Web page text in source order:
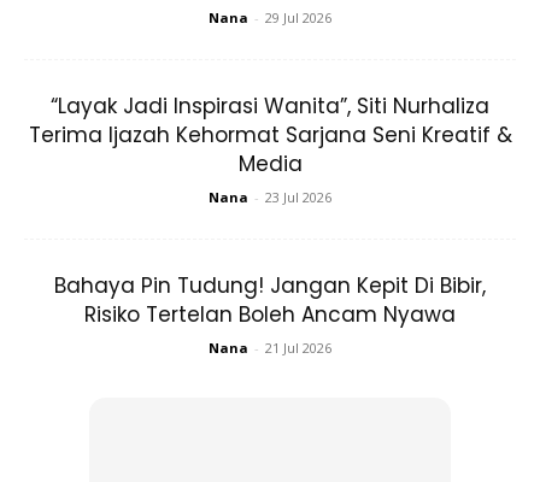
“Tahniah Iman, bukan senang nak cari muka yang sama
Gaya Iman Tetap Manis Dan Menawan
Nana - 29 Jul 2026
“Layak Jadi Inspirasi Wanita”, Siti Nurhaliza
Terima Ijazah Kehormat Sarjana Seni Kreatif &
Media
Nana - 23 Jul 2026
Bahaya Pin Tudung! Jangan Kepit Di Bibir,
Risiko Tertelan Boleh Ancam Nyawa
Nana - 21 Jul 2026